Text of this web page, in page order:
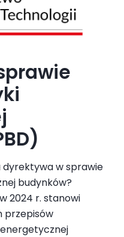
dyrektywa w sprawie
budynków?
2024 r. stanowi
przepisów